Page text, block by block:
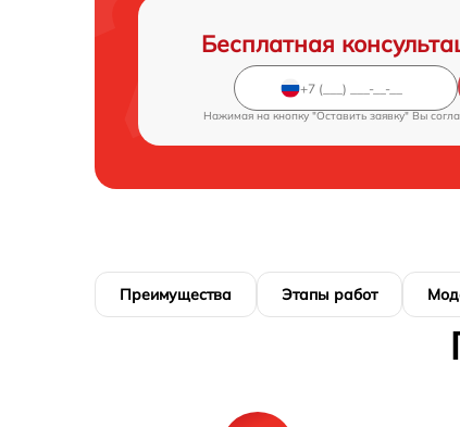
Бесплатная
Нажимая на кнопку "Оставить заявку" Вы
Преимущества Этапы работ